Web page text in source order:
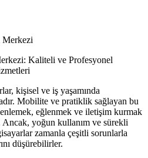
Kaliteli ve Profesyonel
kişisel ve iş yaşamında
Mobilite ve pratiklik sağlayan bu
eğlenmek ve iletişim kurmak
Ancak, yoğun kullanım ve sürekli
zamanla çeşitli sorunlarla
düşürebilirler.